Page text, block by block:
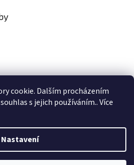
cookie. Dalším procházením
s jejich používáním.. Více
Nastavení
www.fleg.cz
Vytvořil Shoptet